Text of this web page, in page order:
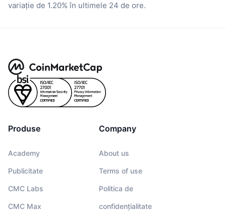
variație de 1.20% în ultimele 24 de ore.
Produse
Academy
Publicitate
CMC Labs
CMC Max
Company
About us
Terms of use
Politica de
confidențialitate